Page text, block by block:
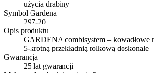
użycia drabiny
Symbol Gardena
297-20
Opis produktu
GARDENA combisystem – kowadłowe
5-krotną przekładnią rolkową doskonale
Gwarancja
25 lat gwarancji